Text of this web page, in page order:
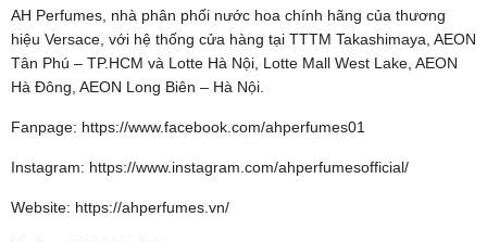
AH Perfumes, nhà phân phối nước hoa chính hãng của thương
hiệu Versace, với hệ thống cửa hàng tại TTTM Takashimaya, AEON
Tân Phú – TP.HCM và Lotte Hà Nội, Lotte Mall West Lake, AEON
Hà Đông, AEON Long Biên – Hà Nội.
Fanpage: https://www.facebook.com/ahperfumes01
Instagram: https://www.instagram.com/ahperfumesofficial/
Website: https://ahperfumes.vn/